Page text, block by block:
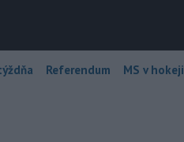
Referendum MS v hokeji